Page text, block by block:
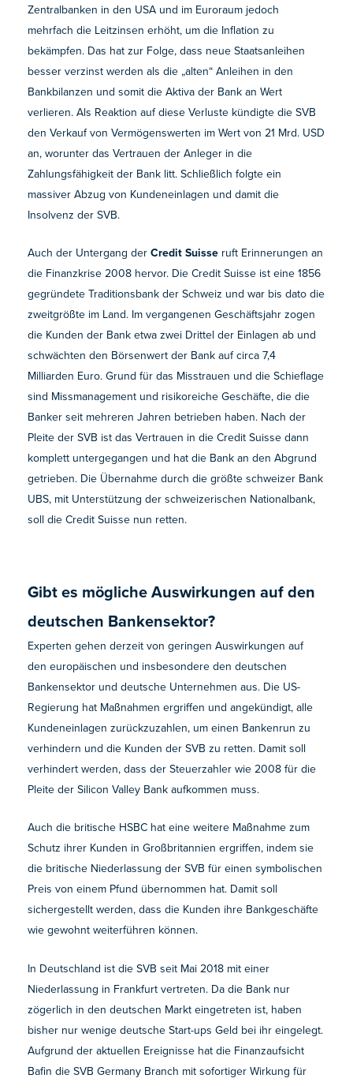
Zentralbanken in den USA und im Euroraum jedoch
mehrfach die Leitzinsen erhöht, um die Inflation zu
bekämpfen. Das hat zur Folge, dass neue Staatsanleihen
besser verzinst werden als die „alten“ Anleihen in den
Bankbilanzen und somit die Aktiva der Bank an Wert
verlieren. Als Reaktion auf diese Verluste kündigte die SVB
den Verkauf von Vermögenswerten im Wert von 21 Mrd. USD
an, worunter das Vertrauen der Anleger in die
Zahlungsfähigkeit der Bank litt. Schließlich folgte ein
massiver Abzug von Kundeneinlagen und damit die
Insolvenz der SVB.
Auch der Untergang derCredit Suisse ruft Erinnerungen an
die Finanzkrise 2008 hervor. Die Credit Suisse ist eine 1856
gegründete Traditionsbank der Schweiz und war bis dato die
zweitgrößte im Land. Im vergangenen Geschäftsjahr zogen
die Kunden der Bank etwa zwei Drittel der Einlagen ab und
schwächten den Börsenwert der Bank auf circa 7,4
Milliarden Euro. Grund für das Misstrauen und die Schieflage
sind Missmanagement und risikoreiche Geschäfte, die die
Banker seit mehreren Jahren betrieben haben. Nach der
Pleite der SVB ist das Vertrauen in die Credit Suisse dann
komplett untergegangen und hat die Bank an den Abgrund
getrieben. Die Übernahme durch die größte schweizer Bank
UBS, mit Unterstützung der schweizerischen Nationalbank,
soll die Credit Suisse nun retten.
Gibt es mögliche Auswirkungen auf den
deutschen Bankensektor?
Experten gehen derzeit von geringen Auswirkungen auf
den europäischen und insbesondere den deutschen
Bankensektor und deutsche Unternehmen aus. Die US-
Regierung hat Maßnahmen ergriffen und angekündigt, alle
Kundeneinlagen zurückzuzahlen, um einen Bankenrun zu
verhindern und die Kunden der SVB zu retten. Damit soll
verhindert werden, dass der Steuerzahler wie 2008 für die
Pleite der Silicon Valley Bank aufkommen muss.
Auch die britische HSBC hat eine weitere Maßnahme zum
Schutz ihrer Kunden in Großbritannien ergriffen, indem sie
die britische Niederlassung der SVB für einen symbolischen
Preis von einem Pfund übernommen hat. Damit soll
sichergestellt werden, dass die Kunden ihre Bankgeschäfte
wie gewohnt weiterführen können.
In Deutschland ist die SVB seit Mai 2018 mit einer
Niederlassung in Frankfurt vertreten. Da die Bank nur
zögerlich in den deutschen Markt eingetreten ist, haben
bisher nur wenige deutsche Start-ups Geld bei ihr eingelegt.
Aufgrund der aktuellen Ereignisse hat die Finanzaufsicht
Bafin die SVB Germany Branch mit sofortiger Wirkung für